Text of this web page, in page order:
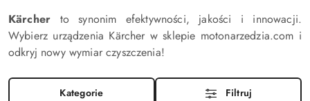
Kärcher to synonim efektywności, jakości i innowacji.
Wybierz urządzenia Kärcher w sklepie motonarzedzia.com i
odkryj nowy wymiar czyszczenia!
Kategorie Filtruj